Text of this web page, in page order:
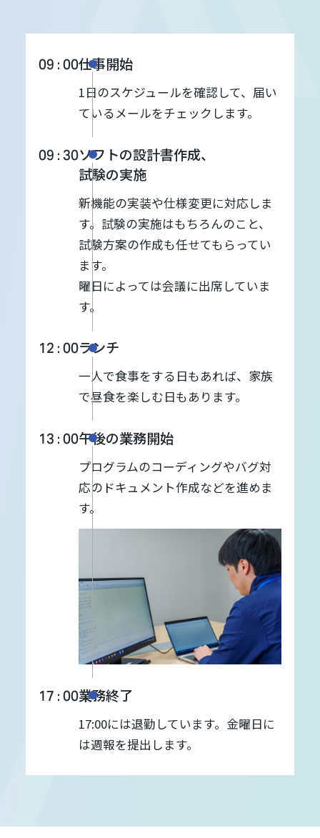
09 : 00仕事開始
1日のスケジュールを確認して、届い
ているメールをチェックします。
09 : 30ソフトの設計書作成、
試験の実施
新機能の実装や仕様変更に対応しま
す。試験の実施はもちろんのこと、
試験方案の作成も任せてもらってい
ます。
曜日によっては会議に出席していま
す。
12 : 00ランチ
一人で食事をする日もあれば、家族
で昼食を楽しむ日もあります。
13 : 00午後の業務開始
プログラムのコーディングやバグ対
応のドキュメント作成などを進めま
す。
17 : 00業務終了
17:00には退勤しています。金曜日に
は週報を提出します。